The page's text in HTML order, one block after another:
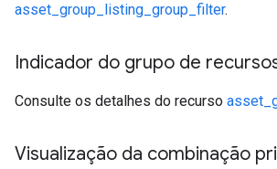
asset_group_listing_group_filter.
Indicador do grupo de
Consulte os detalhes do recurso
Visualização da combinação